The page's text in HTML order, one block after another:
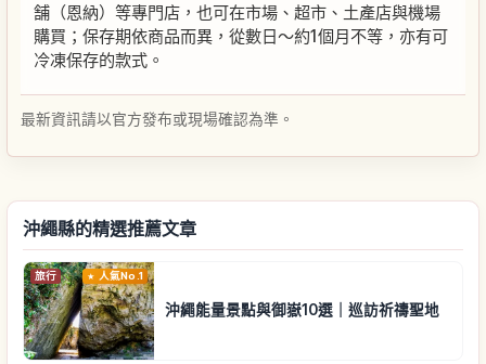
舗（恩納）等專門店，也可在市場、超市、土產店與機場
購買；保存期依商品而異，從數日〜約1個月不等，亦有可
冷凍保存的款式。
最新資訊請以官方發布或現場確認為準。
沖繩縣的精選推薦文章
旅行 人氣No.1
沖繩能量景點與御嶽10選｜巡訪祈禱聖地